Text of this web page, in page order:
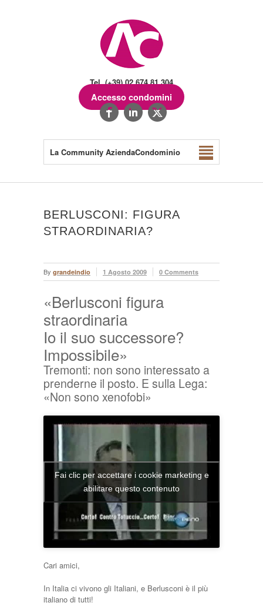
Tel. (+39) 02.674.81.304
Accesso condomini
La Community AziendaCondominio
BERLUSCONI: FIGURA
STRAORDINARIA?
By grandeindio 1 Agosto 2009 0 Comments
«Berlusconi figura
straordinaria
Io il suo successore?
Impossibile»
Tremonti: non sono interessato a
prenderne il posto. E sulla Lega:
«Non sono xenofobi»
Fai clic per accettare i cookie marketing e
abilitare questo contenuto
Cari amici,
In Italia ci vivono gli Italiani, e Berlusconi è il più
italiano di tutti!